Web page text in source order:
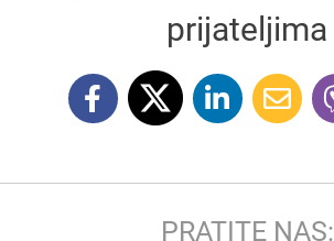
prijateljima
PRATITE NAS: